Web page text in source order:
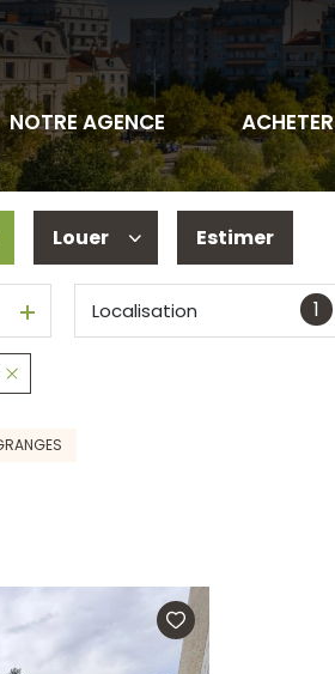
NOTRE AGENCE ACHETER
Louer
à l'année
Estimer
1
Localisation